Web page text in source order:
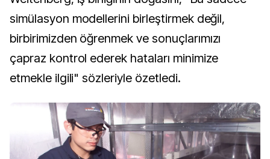
simülasyon modellerini birleştirmek değil,
birbirimizden öğrenmek ve sonuçlarımızı
çapraz kontrol ederek hataları minimize
etmekle ilgili" sözleriyle özetledi.